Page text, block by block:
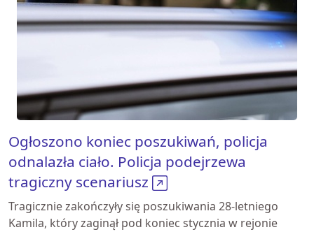
Ogłoszono koniec poszukiwań, policja
odnalazła ciało. Policja podejrzewa
tragiczny scenariusz
Tragicznie zakończyły się poszukiwania 28-letniego
Kamila, który zaginął pod koniec stycznia w rejonie